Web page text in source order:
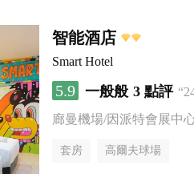
智能酒店
Smart Hotel
5.9 一般般 3 點評
廊曼機場/因派特會展中
套房 高爾夫球場